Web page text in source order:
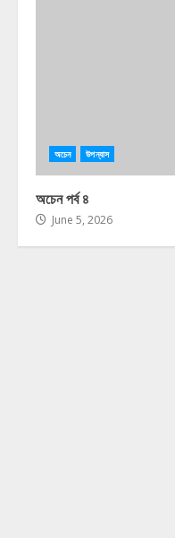
অচেন উপন্যাস
অচেন পর্ব ৪
June 5, 2026